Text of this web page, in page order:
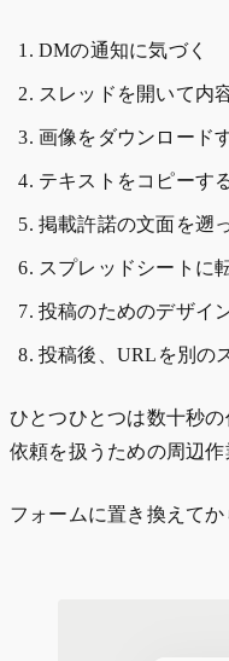
DMの通知に気づく
スレッドを開いて内
画像をダウンロード
テキストをコピーす
掲載許諾の文面を遡
スプレッドシートに
投稿のためのデザイ
投稿後、URLを別の
ひとつひとつは数十秒
依頼を扱うための周辺作
フォームに置き換えて